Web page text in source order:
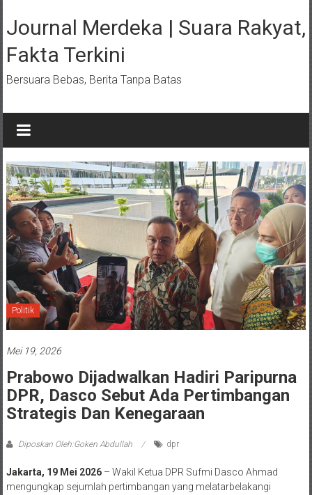
konten
Journal Merdeka | Suara Rakyat,
Fakta Terkini
Bersuara Bebas, Berita Tanpa Batas
Politik
Mei 19, 2026
Prabowo Dijadwalkan Hadiri Paripurna
DPR, Dasco Sebut Ada Pertimbangan
Strategis Dan Kenegaraan
Diposkan Oleh:Goken Abdullah dpr
Jakarta, 19 Mei 2026– Wakil Ketua DPR Sufmi Dasco Ahmad
mengungkap sejumlah pertimbangan yang melatarbelakangi